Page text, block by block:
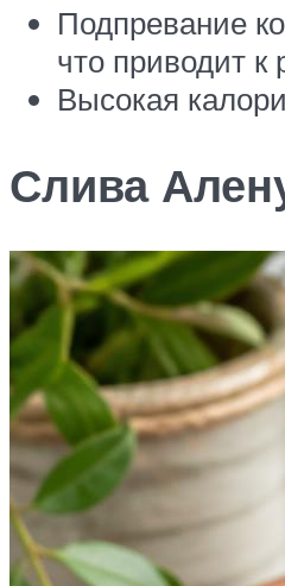
Подпревание
что приводит к
Высокая
Слива